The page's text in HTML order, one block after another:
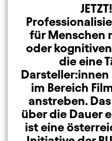
für Menschen
oder
die eine
im Bereich
anstreben.
über die Dauer
ist eine